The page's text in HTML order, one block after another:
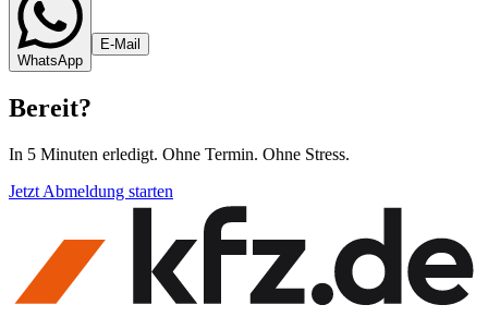
WhatsApp
E-Mail
Bereit?
In 5 Minuten erledigt. Ohne Termin. Ohne Stress.
Jetzt Abmeldung starten